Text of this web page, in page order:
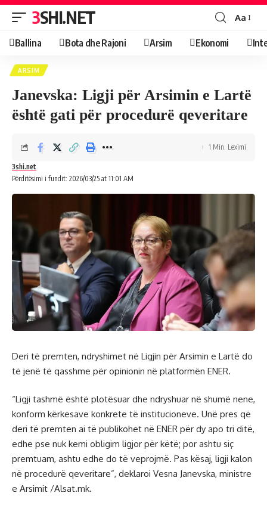
3SHI.NET Aa
Ballina Bota dhe Rajoni Arsim Ekonomi
ARSIM
Janevska: Ligji për Arsimin e Lartë
është gati për procedurë qeveritare
Përditësimi i fundit: 2026/03/25 at 11:01 AM
3shi.net
1 Min. Leximi
Deri të premten, ndryshimet në Ligjin për Arsimin e Lartë do
të jenë të qasshme për opinionin në platformën ENER.
“Ligji tashmë është plotësuar dhe ndryshuar në shumë nene,
konform kërkesave konkrete të institucioneve. Unë pres që
deri të premten ai të publikohet në ENER për dy apo tri ditë,
edhe pse nuk kemi obligim ligjor për këtë; por ashtu siç
premtuam, ashtu edhe do të veprojmë. Pas kësaj, ligji kalon
në procedurë qeveritare”, deklaroi Vesna Janevska, ministre
e Arsimit /Alsat.mk.